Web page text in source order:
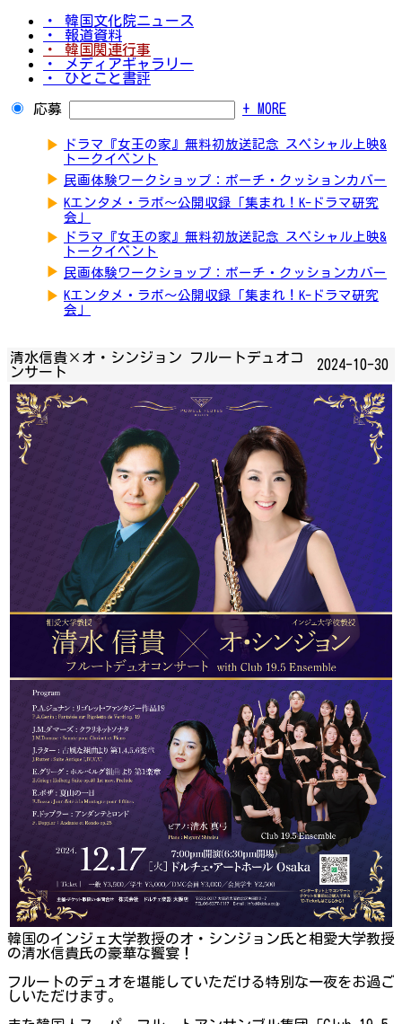
・ 韓国文化院ニュース
・ 報道資料
・ 韓国関連行事
・ メディアギャラリー
・ ひとこと書評
応募 + MORE
▶
ドラマ『女王の家』無料初放送記念 スペシャル上映&
トークイベント
▶ 民画体験ワークショップ：ポーチ・クッションカバー
▶ Kエンタメ・ラボ～公開収録「集まれ！K-ドラマ研究
会」
▶
ドラマ『女王の家』無料初放送記念 スペシャル上映&
トークイベント
▶ 民画体験ワークショップ：ポーチ・クッションカバー
▶ Kエンタメ・ラボ～公開収録「集まれ！K-ドラマ研究
会」
清水信貴×オ・シンジョン フルートデュオコ
ンサート
2024-10-30
韓国のインジェ大学教授のオ・シンジョン氏と相愛大学教授
の清水信貴氏の豪華な饗宴！
フルートのデュオを堪能していただける特別な一夜をお過ご
しいただけます。